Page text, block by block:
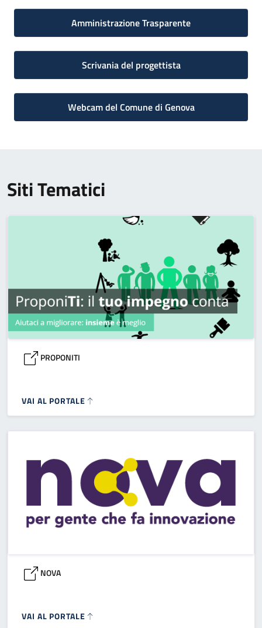
Amministrazione Trasparente
Scrivania del progettista
Webcam del Comune di Genova
Siti Tematici
PROPONITI
VAI AL PORTALE
NOVA
VAI AL PORTALE